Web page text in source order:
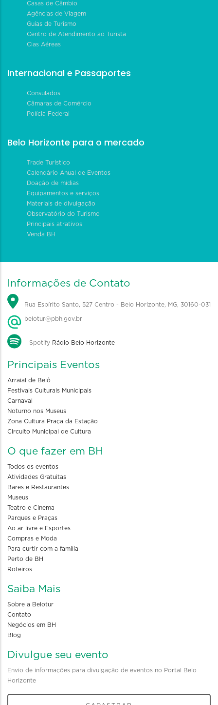
Casas de Câmbio
Agências de Viagem
Guias de Turismo
Centro de Atendimento ao Turista
Cias Aéreas
Internacional e Passaportes
Consulados
Câmaras de Comércio
Polícia Federal
Belo Horizonte para o mercado
Trade Turístico
Calendário Anual de Eventos
Doação de mídias
Equipamentos e serviços
Materiais de divulgação
Observatório do Turismo
Principais atrativos
Venda BH
Informações de Contato
Rua Espírito Santo, 527 Centro - Belo Horizonte, MG, 30160-031
belotur@pbh.gov.br
Spotify Rádio Belo Horizonte
Principais Eventos
Arraial de Belô
Festivais Culturais Municipais
Carnaval
Noturno nos Museus
Zona Cultura Praça da Estação
Circuito Municipal de Cultura
O que fazer em BH
Todos os eventos
Atividades Gratuitas
Bares e Restaurantes
Museus
Teatro e Cinema
Parques e Praças
Ao ar livre e Esportes
Compras e Moda
Para curtir com a familia
Perto de BH
Roteiros
Saiba Mais
Sobre a Belotur
Contato
Negócios em BH
Blog
Divulgue seu evento
Envio de informações para divulgação de eventos no Portal Belo
Horizonte